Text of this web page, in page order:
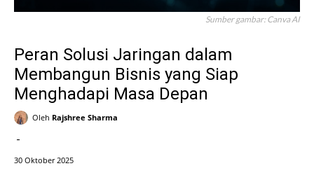
Sumber gambar: Canva AI
Peran Solusi Jaringan dalam
Membangun Bisnis yang Siap
Menghadapi Masa Depan
Oleh Rajshree Sharma
-
30 Oktober 2025